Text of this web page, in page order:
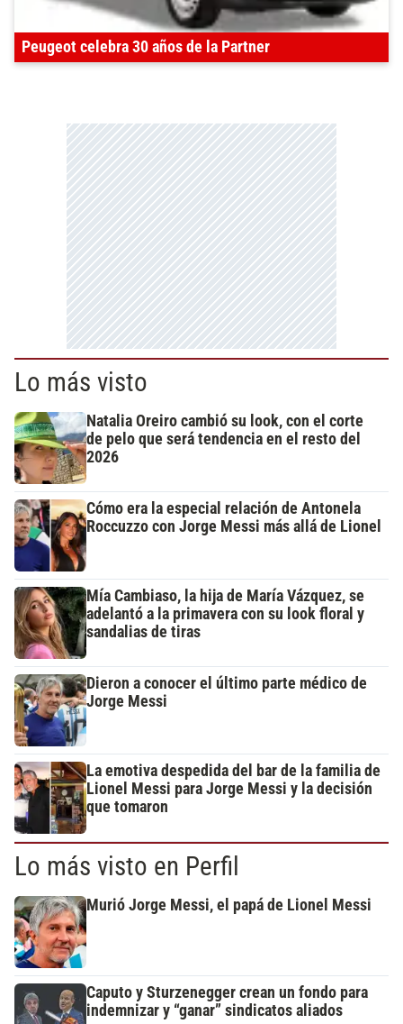
Peugeot celebra 30 años de la Partner
Lo más visto
Natalia Oreiro cambió su look, con el corte
de pelo que será tendencia en el resto del
2026
Cómo era la especial relación de Antonela
Roccuzzo con Jorge Messi más allá de Lionel
Mía Cambiaso, la hija de María Vázquez, se
adelantó a la primavera con su look floral y
sandalias de tiras
Dieron a conocer el último parte médico de
Jorge Messi
La emotiva despedida del bar de la familia de
Lionel Messi para Jorge Messi y la decisión
que tomaron
Lo más visto en Perfil
Murió Jorge Messi, el papá de Lionel Messi
Caputo y Sturzenegger crean un fondo para
indemnizar y “ganar” sindicatos aliados